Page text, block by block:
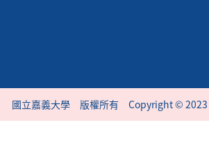
國立嘉義大學 版權所有 Copyright © 2023